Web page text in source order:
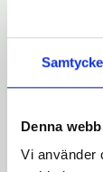
Samtycke
Denna
Vi använder